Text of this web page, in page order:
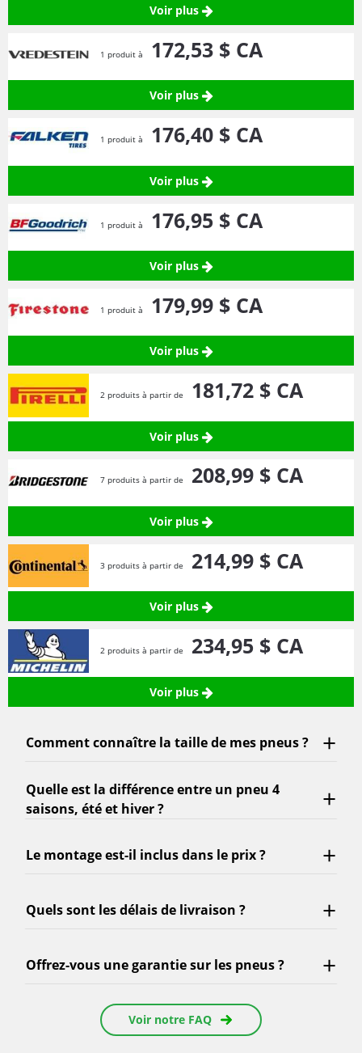
Voir plus
1 produit à 172,53 $ CA
Voir plus
1 produit à 176,40 $ CA
Voir plus
1 produit à 176,95 $ CA
Voir plus
1 produit à 179,99 $ CA
Voir plus
2 produits à partir de 181,72 $ CA
Voir plus
7 produits à partir de 208,99 $ CA
Voir plus
3 produits à partir de 214,99 $ CA
Voir plus
2 produits à partir de 234,95 $ CA
Voir plus
Comment connaître la taille de mes pneus ?
Quelle est la différence entre un pneu 4
saisons, été et hiver ?
Le montage est-il inclus dans le prix ?
Quels sont les délais de livraison ?
Offrez-vous une garantie sur les pneus ?
Voir notre FAQ